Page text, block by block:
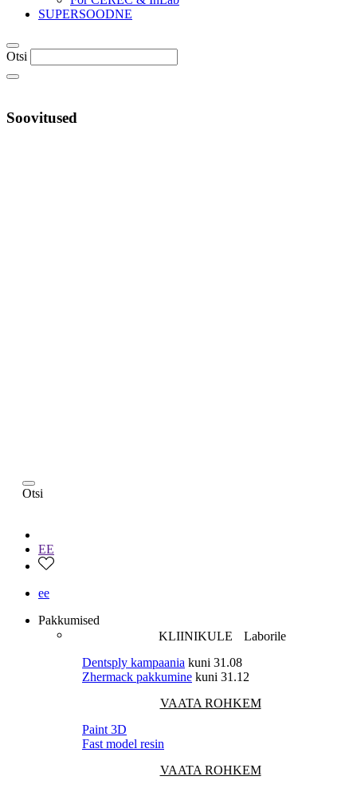
SUPERSOODNE
Otsi
Soovitused
Otsi
EE
ee
Pakkumised
KLIINIKULE
Laborile
Dentsply kampaania kuni 31.08
Zhermack pakkumine kuni 31.12
VAATA ROHKEM
Paint 3D
Fast model resin
VAATA ROHKEM